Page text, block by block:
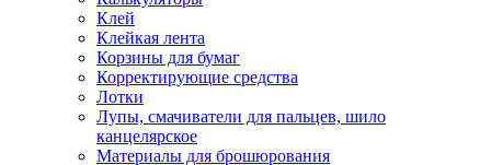
Клей
Клейкая лента
Корзины для бумаг
Корректирующие средства
Лотки
Лупы, смачиватели для пальцев, шило
канцелярское
Материалы для брошюрования